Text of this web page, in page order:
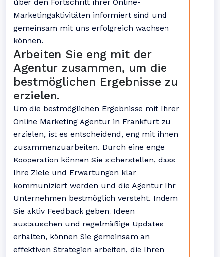
über den Fortschritt ihrer Online-
Marketingaktivitäten informiert sind und
gemeinsam mit uns erfolgreich wachsen
können.
Arbeiten Sie eng mit der
Agentur zusammen, um die
bestmöglichen Ergebnisse zu
erzielen.
Um die bestmöglichen Ergebnisse mit Ihrer
Online Marketing Agentur in Frankfurt zu
erzielen, ist es entscheidend, eng mit ihnen
zusammenzuarbeiten. Durch eine enge
Kooperation können Sie sicherstellen, dass
Ihre Ziele und Erwartungen klar
kommuniziert werden und die Agentur Ihr
Unternehmen bestmöglich versteht. Indem
Sie aktiv Feedback geben, Ideen
austauschen und regelmäßige Updates
erhalten, können Sie gemeinsam an
effektiven Strategien arbeiten, die Ihren